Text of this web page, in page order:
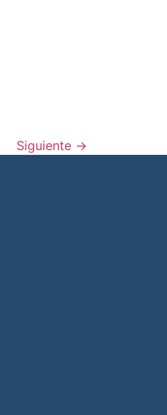
Siguiente →